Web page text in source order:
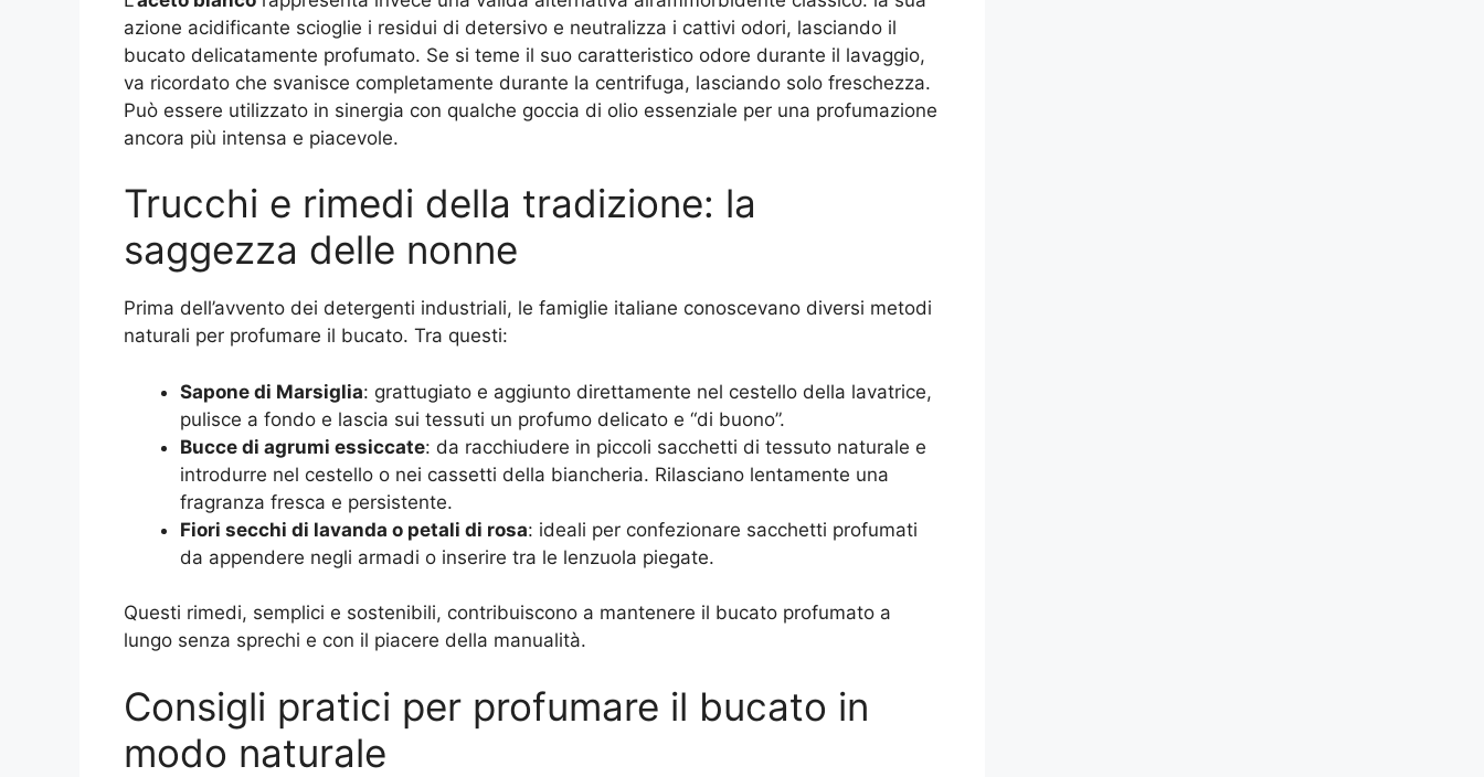
azione acidificante scioglie i residui di detersivo e neutralizza i cattivi odori, lasciando il
bucato delicatamente profumato. Se si teme il suo caratteristico odore durante il lavaggio,
va ricordato che svanisce completamente durante la centrifuga, lasciando solo freschezza.
Può essere utilizzato in sinergia con qualche goccia di olio essenziale per una profumazione
ancora più intensa e piacevole.
Trucchi e rimedi della tradizione: la
saggezza delle nonne
Prima dell’avvento dei detergenti industriali, le famiglie italiane conoscevano diversi metodi
naturali per profumare il bucato. Tra questi:
Sapone di Marsiglia: grattugiato e aggiunto direttamente nel cestello della lavatrice,
pulisce a fondo e lascia sui tessuti un profumo delicato e “di buono”.
Bucce di agrumi essiccate: da racchiudere in piccoli sacchetti di tessuto naturale e
introdurre nel cestello o nei cassetti della biancheria. Rilasciano lentamente una
fragranza fresca e persistente.
Fiori secchi di lavanda o petali di rosa: ideali per confezionare sacchetti profumati
da appendere negli armadi o inserire tra le lenzuola piegate.
Questi rimedi, semplici e sostenibili, contribuiscono a mantenere il bucato profumato a
lungo senza sprechi e con il piacere della manualità.
Consigli pratici per profumare il bucato in
modo naturale